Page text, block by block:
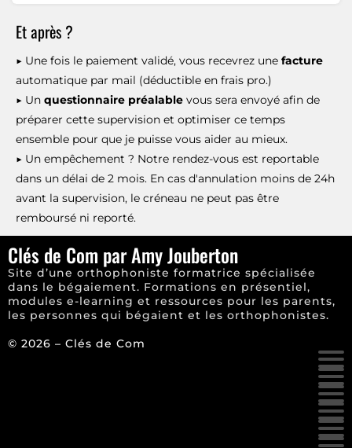
Et après ?
▶ Une fois le paiement validé, vous recevrez une facture
automatique par mail (déductible en frais pro.)
▶ Un questionnaire préalable vous sera envoyé afin de
préparer cette supervision et optimiser ce temps
ensemble pour que je puisse vous aider au mieux.
▶ Un empêchement ? Notre rendez-vous est reportable
dans un délai de 2 mois. En cas d'annulation moins de 24h
avant la supervision, le créneau ne peut pas être
remboursé ni reporté.
Clés de Com par Amy Jouberton
Site d’une orthophoniste formatrice spécialisée
dans le bégaiement. Formations en présentiel,
modules e-learning et ressources pour les parents,
les personnes qui bégaient et les orthophonistes.
© 2026 – Clés de Com